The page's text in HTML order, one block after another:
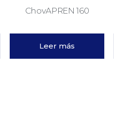
ChovAPREN 160
Leer más